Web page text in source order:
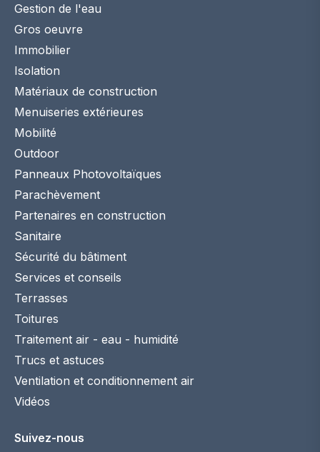
Gestion de l'eau
Gros oeuvre
Immobilier
Isolation
Matériaux de construction
Menuiseries extérieures
Mobilité
Outdoor
Panneaux Photovoltaïques
Parachèvement
Partenaires en construction
Sanitaire
Sécurité du bâtiment
Services et conseils
Terrasses
Toitures
Traitement air - eau - humidité
Trucs et astuces
Ventilation et conditionnement air
Vidéos
Suivez-nous